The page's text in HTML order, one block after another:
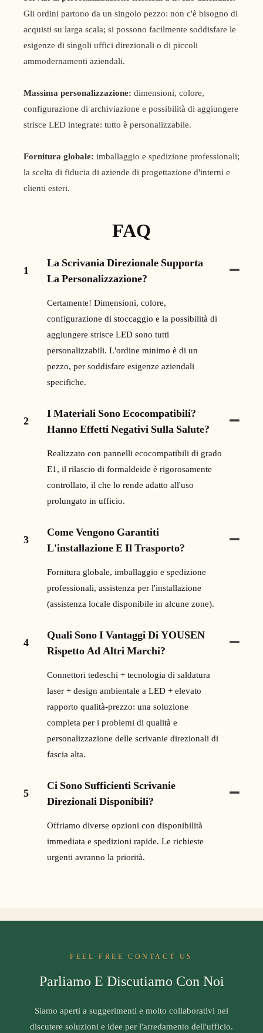
Gli ordini partono da un singolo pezzo: non c'è bisogno di
acquisti su larga scala; si possono facilmente soddisfare le
esigenze di singoli uffici direzionali o di piccoli
ammodernamenti aziendali.
Massima personalizzazione: dimensioni, colore,
configurazione di archiviazione e possibilità di aggiungere
strisce LED integrate: tutto è personalizzabile.
Fornitura globale: imballaggio e spedizione professionali;
la scelta di fiducia di aziende di progettazione d'interni e
clienti esteri.
FAQ
1
La Scrivania Direzionale Supporta
La Personalizzazione?
Certamente! Dimensioni, colore,
configurazione di stoccaggio e la possibilità di
aggiungere strisce LED sono tutti
personalizzabili. L'ordine minimo è di un
pezzo, per soddisfare esigenze aziendali
specifiche.
2
I Materiali Sono Ecocompatibili?
Hanno Effetti Negativi Sulla Salute?
Realizzato con pannelli ecocompatibili di grado
E1, il rilascio di formaldeide è rigorosamente
controllato, il che lo rende adatto all'uso
prolungato in ufficio.
3
Come Vengono Garantiti
L'installazione E Il Trasporto?
Fornitura globale, imballaggio e spedizione
professionali, assistenza per l'installazione
(assistenza locale disponibile in alcune zone).
4
Quali Sono I Vantaggi Di YOUSEN
Rispetto Ad Altri Marchi?
Connettori tedeschi + tecnologia di saldatura
laser + design ambientale a LED + elevato
rapporto qualità-prezzo: una soluzione
completa per i problemi di qualità e
personalizzazione delle scrivanie direzionali di
fascia alta.
5
Ci Sono Sufficienti Scrivanie
Direzionali Disponibili?
Offriamo diverse opzioni con disponibilità
immediata e spedizioni rapide. Le richieste
urgenti avranno la priorità.
FEEL FREE CONTACT US
Parliamo E Discutiamo Con Noi
Siamo aperti a suggerimenti e molto collaborativi nel
discutere soluzioni e idee per l'arredamento dell'ufficio.